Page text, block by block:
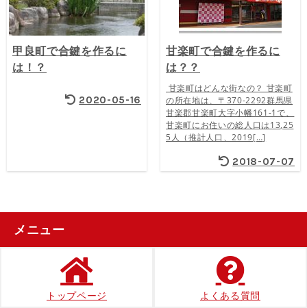
甲良町で合鍵を作るに
は！？
2020-05-16
甘楽町で合鍵を作るに
は？？
甘楽町はどんな街なの？ 甘楽町
の所在地は、〒370-2292群馬県
甘楽郡甘楽町大字小幡161-1で、
甘楽町にお住いの総人口は13,25
5人（推計人口、2019[…]
2018-07-07
メニュー
トップページ よくある質問